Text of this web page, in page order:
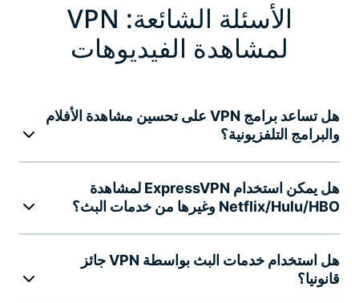
الأسئلة الشائعة: VPN
لمشاهدة الفيديوهات
هل تساعد برامج VPN على تحسين مشاهدة الأفلام
والبرامج التلفزيونية؟
هل يمكن استخدام ExpressVPN لمشاهدة
Netflix/Hulu/HBO وغيرها من خدمات البث؟
هل استخدام خدمات البث بواسطة VPN جائز
قانونيا؟